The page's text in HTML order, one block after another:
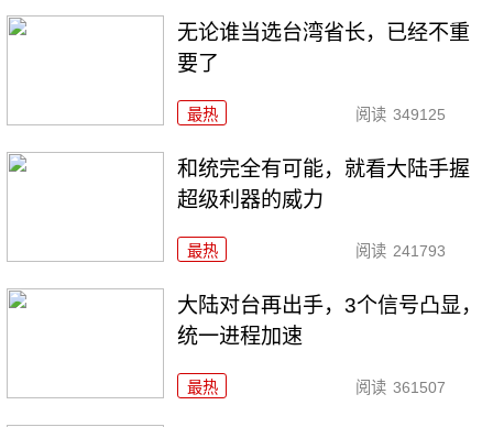
无论谁当选台湾省长，已经不重
要了
最热 阅读 349125
和统完全有可能，就看大陆手握
超级利器的威力
最热 阅读 241793
大陆对台再出手，3个信号凸显，
统一进程加速
最热 阅读 361507